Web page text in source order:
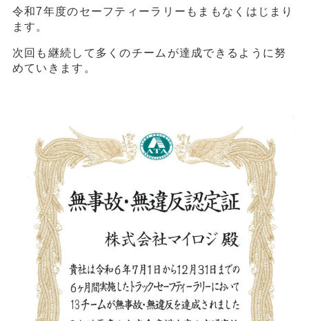
令和7年度のセーフティーラリーもまもなくはじまり
ます。
次回も継続して多くのチームが達成できるように努
めていきます。